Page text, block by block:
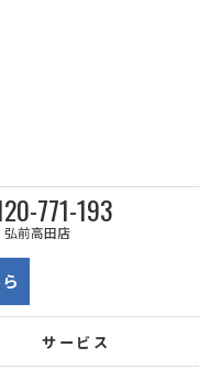
771-193
弘前高田店
サービス